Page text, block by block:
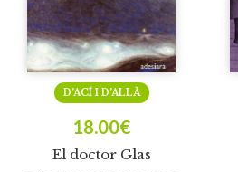
El doctor Glas
D’ACÍ I D’ALLÀ
18.00€